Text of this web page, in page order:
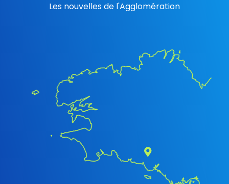
Les nouvelles de l'Agglomération